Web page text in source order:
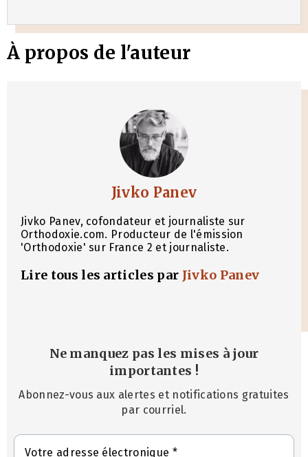
À propos de l'auteur
Jivko Panev
Jivko Panev, cofondateur et journaliste sur
Orthodoxie.com. Producteur de l'émission
'Orthodoxie' sur France 2 et journaliste.
Lire tous les articles par Jivko Panev
Ne manquez pas les mises à jour
importantes !
Abonnez-vous aux alertes et notifications gratuites
par courriel.